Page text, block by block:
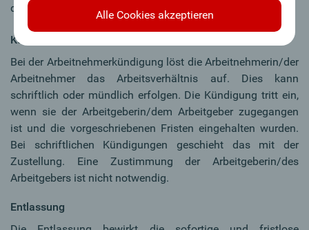
der Kündigung widersprechen und diese anfechten.
Kündigung durch Arbeitnehmer:in
Bei der Arbeitnehmerkündigung löst die Arbeitnehmerin/der
Arbeitnehmer das Arbeitsverhältnis auf. Dies kann
schriftlich oder mündlich erfolgen. Die Kündigung tritt ein,
wenn sie der Arbeitgeberin/dem Arbeitgeber zugegangen
ist und die vorgeschriebenen Fristen eingehalten wurden.
Bei schriftlichen Kündigungen geschieht das mit der
Zustellung. Eine Zustimmung der Arbeitgeberin/des
Arbeitgebers ist nicht notwendig.
Entlassung
Alle Cookies akzeptieren